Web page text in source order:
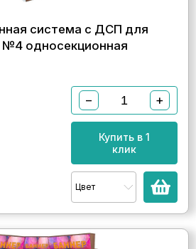
система с ДСП для
односекционная
− +
Купить в 1
клик
Цвет